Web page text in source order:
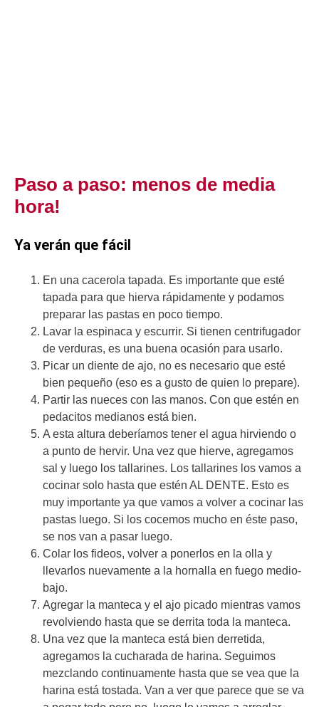
Paso a paso: menos de media
hora!
Ya verán que fácil
En una cacerola tapada. Es importante que esté
tapada para que hierva rápidamente y podamos
preparar las pastas en poco tiempo.
Lavar la espinaca y escurrir. Si tienen centrifugador
de verduras, es una buena ocasión para usarlo.
Picar un diente de ajo, no es necesario que esté
bien pequeño (eso es a gusto de quien lo prepare).
Partir las nueces con las manos. Con que estén en
pedacitos medianos está bien.
A esta altura deberíamos tener el agua hirviendo o
a punto de hervir. Una vez que hierve, agregamos
sal y luego los tallarines. Los tallarines los vamos a
cocinar solo hasta que estén AL DENTE. Esto es
muy importante ya que vamos a volver a cocinar las
pastas luego. Si los cocemos mucho en éste paso,
se nos van a pasar luego.
Colar los fideos, volver a ponerlos en la olla y
llevarlos nuevamente a la hornalla en fuego medio-
bajo.
Agregar la manteca y el ajo picado mientras vamos
revolviendo hasta que se derrita toda la manteca.
Una vez que la manteca está bien derretida,
agregamos la cucharada de harina. Seguimos
mezclando continuamente hasta que se vea que la
harina está tostada. Van a ver que parece que se va